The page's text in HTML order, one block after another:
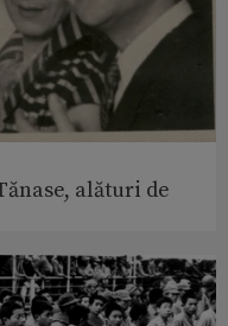
alături de